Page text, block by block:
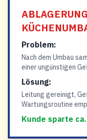
Problem:
Nach dem Umbau
einer ungünstigen
Lösung:
Leitung gereinigt,
Wartungsroutine
Kunde sparte